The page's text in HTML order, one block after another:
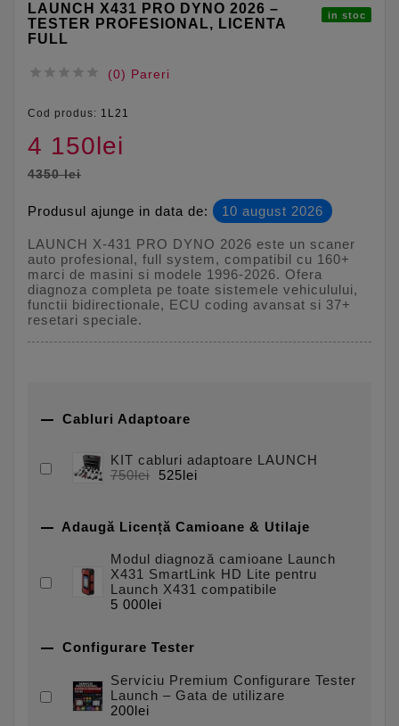
LAUNCH X431 PRO DYNO 2026 –
TESTER PROFESIONAL, LICENTA
FULL
in stoc
     (0) Pareri
Cod produs: 1L21
4 150lei
4350 lei
Produsul ajunge in data de: 10 august 2026
LAUNCH X-431 PRO DYNO 2026 este un scaner
auto profesional, full system, compatibil cu 160+
marci de masini si modele 1996-2026. Ofera
diagnoza completa pe toate sistemele vehiculului,
functii bidirectionale, ECU coding avansat si 37+
resetari speciale.
 Cabluri Adaptoare
KIT cabluri adaptoare LAUNCH
750lei
525lei
 Adaugă Licență Camioane & Utilaje
Modul diagnoză camioane Launch
X431 SmartLink HD Lite pentru
Launch X431 compatibile
5 000lei
 Configurare Tester
Serviciu Premium Configurare Tester
Launch – Gata de utilizare
200lei